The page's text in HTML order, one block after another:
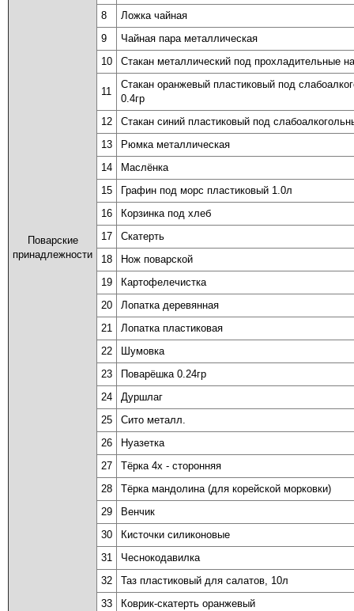
Поварские
принадлежности
8
Ложка чайная
9
Чайная пара металлическая
10
Стакан металлический под прохладительные
11
Стакан оранжевый пластиковый под
0.4гр
12
Стакан синий пластиковый под
13
Рюмка металлическая
14
Маслёнка
15
Графин под морс пластиковый 1.0л
16
Корзинка под хлеб
17
Скатерть
18
Нож поварской
19
Картофелечистка
20
Лопатка деревянная
21
Лопатка пластиковая
22
Шумовка
23
Поварёшка 0.24гр
24
Дуршлаг
25
Сито металл.
26
Нуазетка
27
Тёрка 4х - сторонняя
28
Тёрка мандолина (для корейской морковки)
29
Венчик
30
Кисточки силиконовые
31
Чеснокодавилка
32
Таз пластиковый для салатов, 10л
33
Коврик-скатерть оранжевый